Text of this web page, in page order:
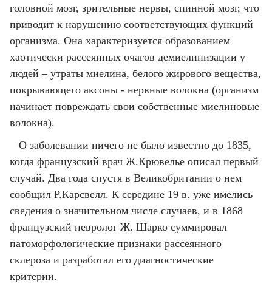
головной мозг, зрительные нервы, спинной мозг, что
приводит к нарушению соответствующих функций
организма. Она характеризуется образованием
хаотически рассеянных очагов демиелинизации у
людей – утраты миелина, белого жирового вещества,
покрывающего аксоны - нервные волокна (организм
начинает повреждать свои собственные миелиновые
волокна).
О заболевании ничего не было известно до 1835,
когда французский врач Ж.Крювелье описал первый
случай. Два года спустя в Великобритании о нем
сообщил Р.Карсвелл. К середине 19 в. уже имелись
сведения о значительном числе случаев, и в 1868
французский невролог Ж. Шарко суммировал
патоморфологические признаки рассеянного
склероза и разработал его диагностические
критерии.